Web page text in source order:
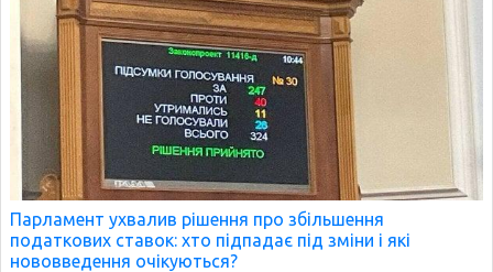
Парламент ухвалив рішення про збільшення
податкових ставок: хто підпадає під зміни і які
нововведення очікуються?